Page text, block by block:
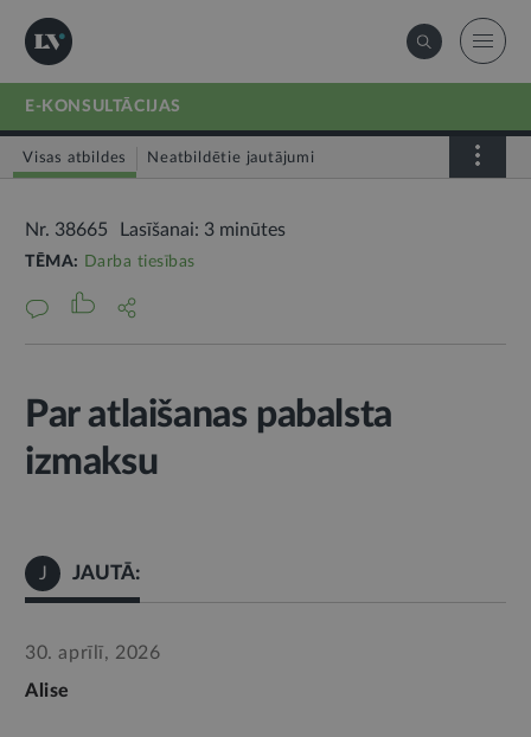
E-KONSULTĀCIJAS
Visas atbildes Neatbildētie jautājumi
Nr. 38665 Lasīšanai: 3 minūtes
TĒMA: Darba tiesības
Par atlaišanas pabalsta
izmaksu
J JAUTĀ:
30. aprīlī, 2026
Alise